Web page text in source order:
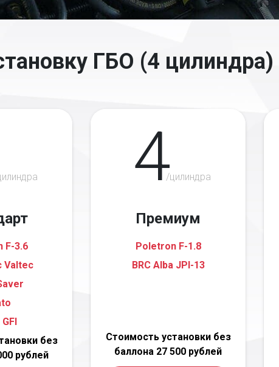
ГБО (4 цилиндра)
F-3.6
Valtec
без
рублей
4/цилиндра
Премиум
Poletron F-1.8
BRC Alba JPI-13
Стоимость установки без
баллона 27 500 рублей